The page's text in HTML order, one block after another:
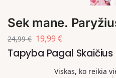
Sek mane.
24,99€ 19,99€
Tapyba Pagal Skaičius
Viskas, ko reikia